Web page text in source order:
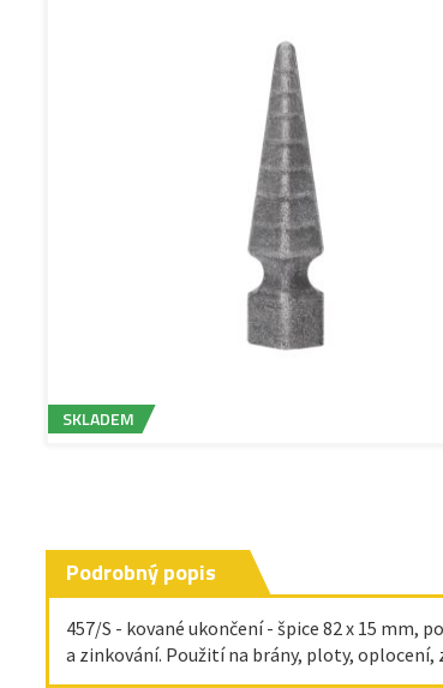
SKLADEM
Podrobný popis
457/S - kované ukončení - špice 82 x 15 mm,
a zinkování. Použití na brány, ploty, oplocení,